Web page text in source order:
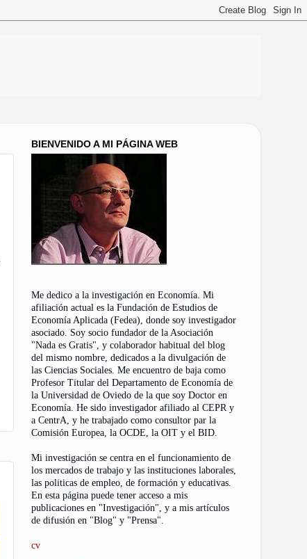
BIENVENIDO A MI PÁGINA WEB
Me dedico a la investigación en Economía. Mi
afiliación actual es la Fundación de Estudios de
Economía Aplicada (Fedea), donde soy investigador
asociado. Soy socio fundador de la Asociación
"Nada es Gratis", y colaborador habitual del blog
del mismo nombre, dedicados a la divulgación de
las Ciencias Sociales. Me encuentro de baja como
Profesor Titular del Departamento de Economía de
la Universidad de Oviedo de la que soy Doctor en
Economía. He sido investigador afiliado al CEPR y
a CentrA, y he trabajado como consultor par la
Comisión Europea, la OCDE, la OIT y el BID.
Mi investigación se centra en el funcionamiento de
los mercados de trabajo y las instituciones laborales,
las politicas de empleo, de formación y educativas.
En esta página puede tener acceso a mis
publicaciones en "Investigación", y a mis artículos
de difusión en "Blog" y "Prensa".
cv